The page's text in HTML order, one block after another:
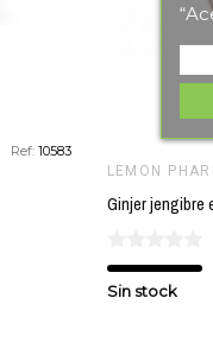
Ref: 10583
LEMON
Sin stock